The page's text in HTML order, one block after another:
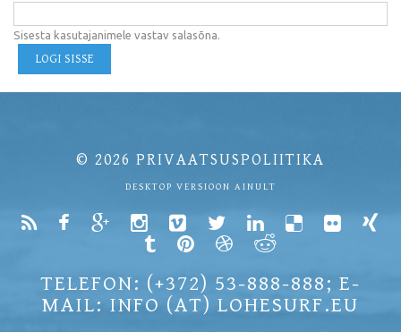
Sisesta kasutajanimele vastav salasõna.
© 2026 PRIVAATSUSPOLIITIKA
DESKTOP VERSIOON AINULT
TELEFON: (+372) 53-888-888; E-
MAIL: INFO (AT) LOHESURF.EU